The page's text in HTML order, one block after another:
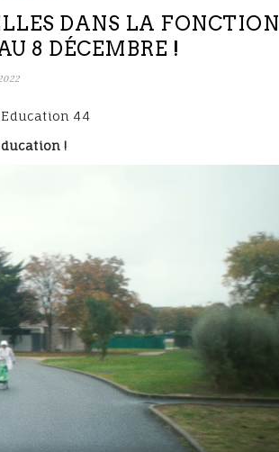
DANS LA FONCTION
8 DÉCEMBRE !
Education 44
!